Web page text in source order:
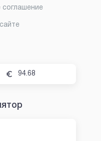
соглашение
94.68